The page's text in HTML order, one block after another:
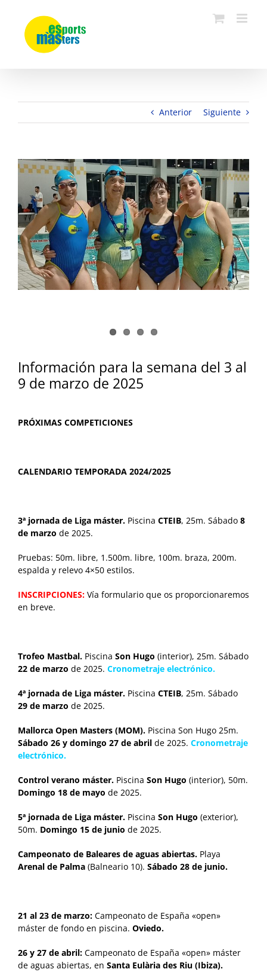
contenido
Anterior Siguiente
Información para la semana del 3 al
9 de marzo de 2025
PRÓXIMAS COMPETICIONES
CALENDARIO TEMPORADA 2024/2025
3ª jornada de Liga máster. Piscina CTEIB, 25m. Sábado 8
de marzo de 2025.
Pruebas: 50m. libre, 1.500m. libre, 100m. braza, 200m.
espalda y relevo 4×50 estilos.
INSCRIPCIONES: Vía formulario que os proporcionaremos
en breve.
Trofeo Mastbal. Piscina Son Hugo (interior), 25m. Sábado
22 de marzo de 2025. Cronometraje electrónico.
4ª jornada de Liga máster. Piscina CTEIB, 25m. Sábado
29 de marzo de 2025.
Mallorca Open Masters (MOM). Piscina Son Hugo 25m.
Sábado 26 y domingo 27 de abril de 2025. Cronometraje
electrónico.
Control verano máster. Piscina Son Hugo (interior), 50m.
Domingo 18 de mayo de 2025.
5ª jornada de Liga máster. Piscina Son Hugo (exterior),
50m. Domingo 15 de junio de 2025.
Campeonato de Baleares de aguas abiertas. Playa
Arenal de Palma (Balneario 10). Sábado 28 de junio.
21 al 23 de marzo: Campeonato de España «open»
máster de fondo en piscina. Oviedo.
26 y 27 de abril: Campeonato de España «open» máster
de aguas abiertas, en Santa Eulària des Riu (Ibiza).